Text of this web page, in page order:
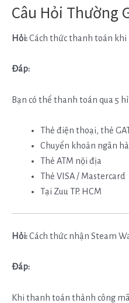
Câu Hỏi Thường
Hỏi:Cách thức thanh toán khi
Đáp:
Bạn có thể thanh toán qua 5
Thẻ điện thoại, thẻ
Chuyển khoản ngân
Thẻ ATM nội địa
Thẻ VISA / Mastercard
Tại Zuu TP. HCM
Hỏi:Cách thức nhận Steam
Đáp:
Khi thanh toán thành công